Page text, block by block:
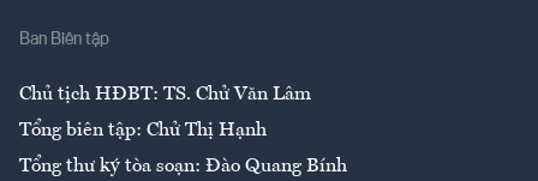
Ban Biên tập
Chủ tịch HĐBT: TS. Chử Văn Lâm
Tổng biên tập: Chử Thị Hạnh
Tổng thư ký tòa soạn: Đào Quang Bính